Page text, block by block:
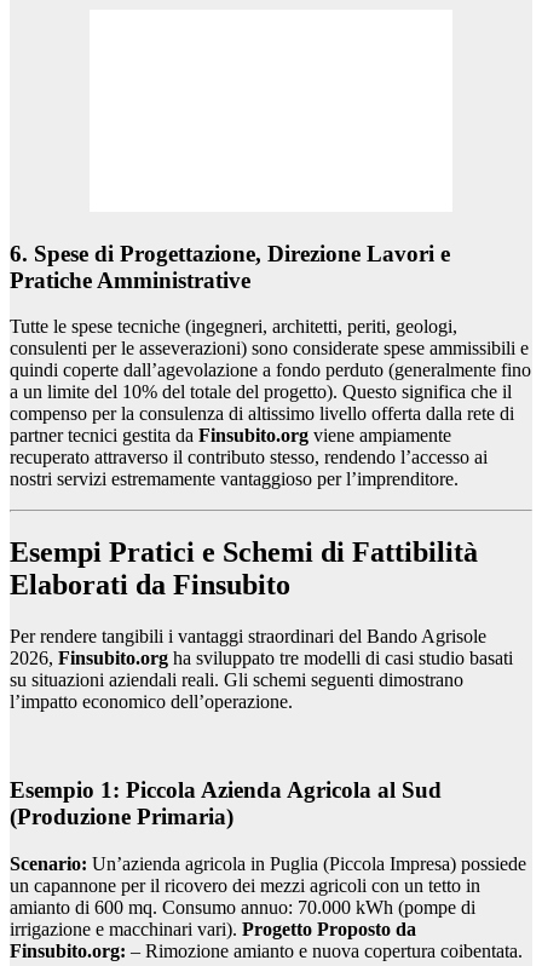
6. Spese di Progettazione, Direzione Lavori e
Pratiche Amministrative
Tutte le spese tecniche (ingegneri, architetti, periti, geologi,
consulenti per le asseverazioni) sono considerate spese ammissibili e
quindi coperte dall’agevolazione a fondo perduto (generalmente fino
a un limite del 10% del totale del progetto). Questo significa che il
compenso per la consulenza di altissimo livello offerta dalla rete di
partner tecnici gestita da Finsubito.org viene ampiamente
recuperato attraverso il contributo stesso, rendendo l’accesso ai
nostri servizi estremamente vantaggioso per l’imprenditore.
Esempi Pratici e Schemi di Fattibilità
Elaborati da Finsubito
Per rendere tangibili i vantaggi straordinari del Bando Agrisole
2026, Finsubito.org ha sviluppato tre modelli di casi studio basati
su situazioni aziendali reali. Gli schemi seguenti dimostrano
l’impatto economico dell’operazione.
Esempio 1: Piccola Azienda Agricola al Sud
(Produzione Primaria)
Scenario: Un’azienda agricola in Puglia (Piccola Impresa) possiede
un capannone per il ricovero dei mezzi agricoli con un tetto in
amianto di 600 mq. Consumo annuo: 70.000 kWh (pompe di
irrigazione e macchinari vari). Progetto Proposto da
Finsubito.org: – Rimozione amianto e nuova copertura coibentata.